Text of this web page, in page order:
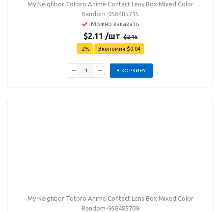
My Neighbor Totoro Anime Contact Lens Box Mixed Color
Random-958485715
Можно заказать
$2.11 /шт $2.15
-2% Экономия $0.04
В КОРЗИНУ
My Neighbor Totoro Anime Contact Lens Box Mixed Color
Random-958485709